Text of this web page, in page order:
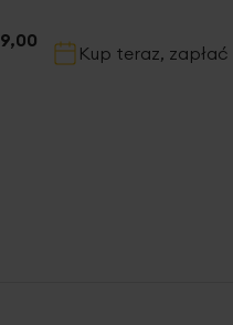
Kup teraz, zapłać